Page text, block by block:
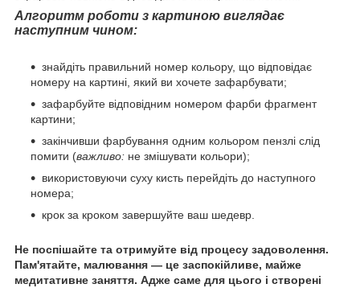
Алгоритм роботи з картиною виглядає
наступним чином:
знайдіть правильний номер кольору, що відповідає
номеру на картині, який ви хочете зафарбувати;
зафарбуйте відповідним номером фарби фрагмент
картини;
закінчивши фарбування одним кольором пензлі слід
помити (важливо: не змішувати кольори);
використовуючи суху кисть перейдіть до наступного
номера;
крок за кроком завершуйте ваш шедевр.
Не поспішайте та отримуйте від процесу задоволення.
Пам'ятайте, малювання — це заспокійливе, майже
медитативне заняття. Адже саме для цього і створені